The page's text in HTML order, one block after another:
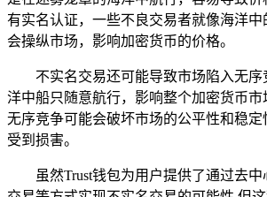
有实名认证，一些不良交易者就像海洋中
会操纵市场，影响加密货币的价格。
不实名交易还可能导致市场陷入无
洋中船只随意航行，影响整个加密货币
无序竞争可能会破坏市场的公平性和稳
受到损害。
虽然Trust钱包为用户提供了通过去